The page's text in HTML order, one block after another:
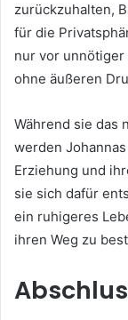
zurückzuhalten,
für die
nur vor
ohne äußeren
Während sie das
werden
Erziehung und
sie sich dafür
ein ruhigeres
ihren Weg zu